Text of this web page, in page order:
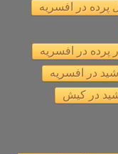
پرده در افسریه
پرده در افسریه
در افسریه
در کیش